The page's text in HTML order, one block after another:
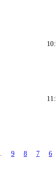
6
7
8
9